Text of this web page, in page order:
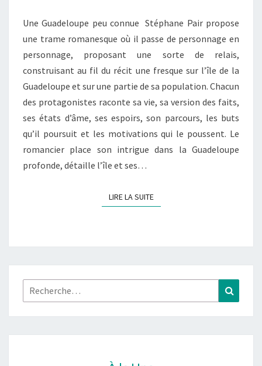
Une Guadeloupe peu connue Stéphane Pair propose
une trame romanesque où il passe de personnage en
personnage, proposant une sorte de relais,
construisant au fil du récit une fresque sur l’île de la
Guadeloupe et sur une partie de sa population. Chacun
des protagonistes raconte sa vie, sa version des faits,
ses états d’âme, ses espoirs, son parcours, les buts
qu’il poursuit et les motivations qui le poussent. Le
romancier place son intrigue dans la Guadeloupe
profonde, détaille l’île et ses…
LIRE LA SUITELIRE LA SUITE
Rechercher :